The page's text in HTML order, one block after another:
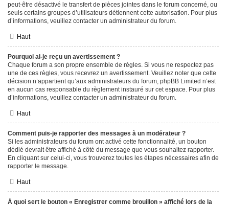
peut-être désactivé le transfert de pièces jointes dans le forum concerné, ou
seuls certains groupes d’utilisateurs détiennent cette autorisation. Pour plus
d’informations, veuillez contacter un administrateur du forum.
Haut
Pourquoi ai-je reçu un avertissement ?
Chaque forum a son propre ensemble de règles. Si vous ne respectez pas
une de ces règles, vous recevrez un avertissement. Veuillez noter que cette
décision n’appartient qu’aux administrateurs du forum, phpBB Limited n’est
en aucun cas responsable du règlement instauré sur cet espace. Pour plus
d’informations, veuillez contacter un administrateur du forum.
Haut
Comment puis-je rapporter des messages à un modérateur ?
Si les administrateurs du forum ont activé cette fonctionnalité, un bouton
dédié devrait être affiché à côté du message que vous souhaitez rapporter.
En cliquant sur celui-ci, vous trouverez toutes les étapes nécessaires afin de
rapporter le message.
Haut
À quoi sert le bouton « Enregistrer comme brouillon » affiché lors de la